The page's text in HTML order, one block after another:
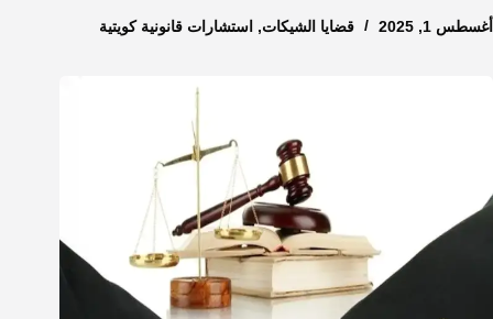
أغسطس 1, 2025 قضايا الشيكات, استشارات قانونية كويتية